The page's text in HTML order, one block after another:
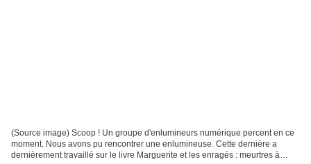
(Source image) Scoop ! Un groupe d'enlumineurs numérique percent en ce
moment. Nous avons pu rencontrer une enlumineuse. Cette dernière a
dernièrement travaillé sur le livre Marguerite et les enragés : meurtres à